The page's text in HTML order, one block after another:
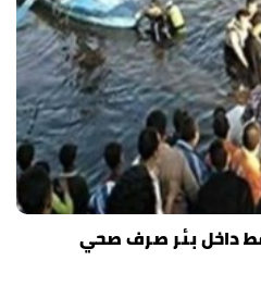
داخل بئر صرف صحي